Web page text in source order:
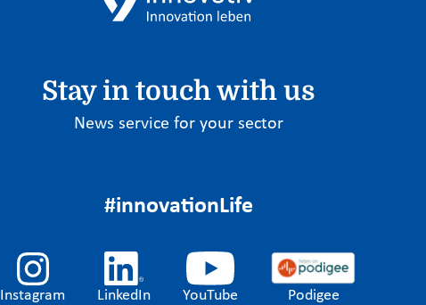
Stay in touch with us
News service for your sector
#innovationLife
Instagram LinkedIn YouTube Podigee